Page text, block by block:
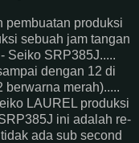
pembuatan produksi
sebuah jam tangan
Seiko SRP385J.....
dengan 12 di
merah).....
LAUREL produksi
ini adalah re-
ada sub second